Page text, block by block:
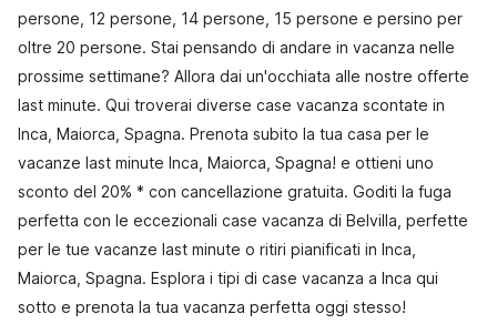
persone, 12 persone, 14 persone, 15 persone e persino per
oltre 20 persone. Stai pensando di andare in vacanza nelle
prossime settimane? Allora dai un'occhiata alle nostre offerte
last minute. Qui troverai diverse case vacanza scontate in
Inca, Maiorca, Spagna. Prenota subito la tua casa per le
vacanze last minute Inca, Maiorca, Spagna! e ottieni uno
sconto del 20% * con cancellazione gratuita. Goditi la fuga
perfetta con le eccezionali case vacanza di Belvilla, perfette
per le tue vacanze last minute o ritiri pianificati in Inca,
Maiorca, Spagna. Esplora i tipi di case vacanza a Inca qui
sotto e prenota la tua vacanza perfetta oggi stesso!